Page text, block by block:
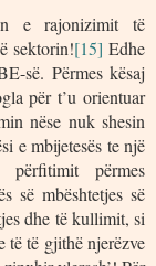
e rajonizimit të
sektorin![15] Edhe
së. Përmes kësaj
për t’u orientuar
nëse nuk shesin
e mbijetesës te një
përmes
së mbështetjes së
dhe të kullimit, si
të të gjithë njerëzve